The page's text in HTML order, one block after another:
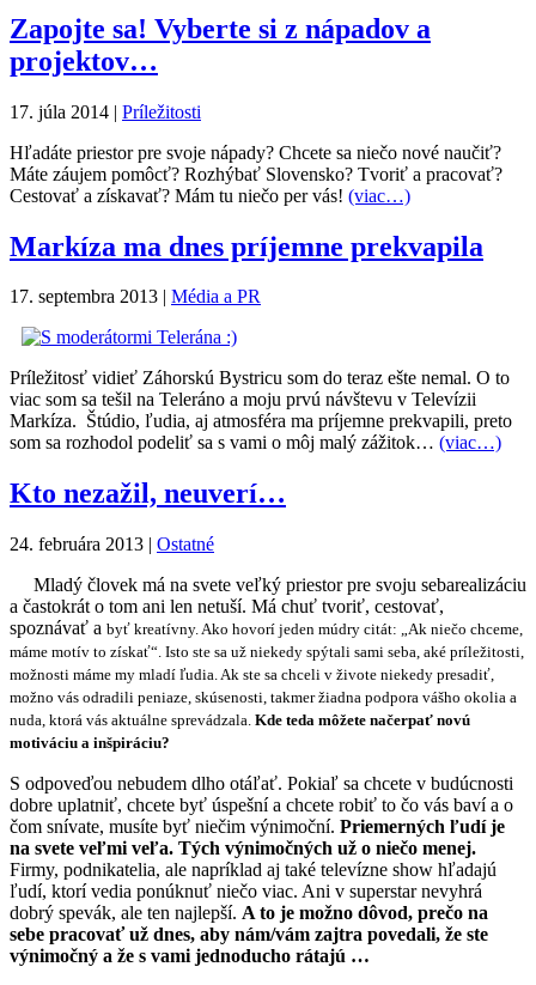
Zapojte sa! Vyberte si z nápadov a
projektov…
17. júla 2014 | Príležitosti
Hľadáte priestor pre svoje nápady? Chcete sa niečo nové naučiť?
Máte záujem pomôcť? Rozhýbať Slovensko? Tvoriť a pracovať?
Cestovať a získavať? Mám tu niečo per vás! (viac…)
Markíza ma dnes príjemne prekvapila
17. septembra 2013 | Média a PR
Príležitosť vidieť Záhorskú Bystricu som do teraz ešte nemal. O to
viac som sa tešil na Teleráno a moju prvú návštevu v Televízii
Markíza. Štúdio, ľudia, aj atmosféra ma príjemne prekvapili, preto
som sa rozhodol podeliť sa s vami o môj malý zážitok… (viac…)
Kto nezažil, neuverí…
24. februára 2013 | Ostatné
Mladý človek má na svete veľký priestor pre svoju sebarealizáciu
a častokrát o tom ani len netuší. Má chuť tvoriť, cestovať,
spoznávať a byť kreatívny. Ako hovorí jeden múdry citát: „Ak niečo chceme,
máme motív to získať“. Isto ste sa už niekedy spýtali sami seba, aké príležitosti,
možnosti máme my mladí ľudia. Ak ste sa chceli v živote niekedy presadiť,
možno vás odradili peniaze, skúsenosti, takmer žiadna podpora vášho okolia a
nuda, ktorá vás aktuálne sprevádzala. Kde teda môžete načerpať novú
motiváciu a inšpiráciu?
S odpoveďou nebudem dlho otáľať. Pokiaľ sa chcete v budúcnosti
dobre uplatniť, chcete byť úspešní a chcete robiť to čo vás baví a o
čom snívate, musíte byť niečim výnimoční. Priemerných ľudí je
na svete veľmi veľa. Tých výnimočných už o niečo menej.
Firmy, podnikatelia, ale napríklad aj také televízne show hľadajú
ľudí, ktorí vedia ponúknuť niečo viac. Ani v superstar nevyhrá
dobrý spevák, ale ten najlepší. A to je možno dôvod, prečo na
sebe pracovať už dnes, aby nám/vám zajtra povedali, že ste
výnimočný a že s vami jednoducho rátajú …